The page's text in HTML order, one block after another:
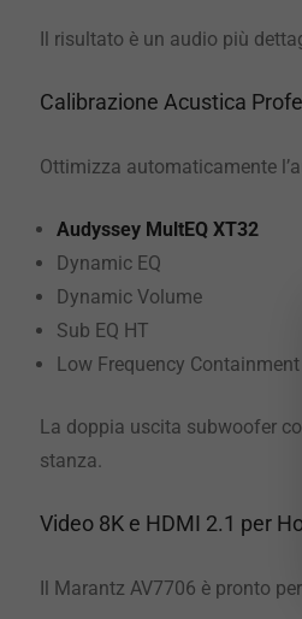
Il risultato è un audio più
Calibrazione Acustica
Ottimizza automaticamente
Audyssey MultEQ XT32
Dynamic EQ
Dynamic Volume
Sub EQ HT
Low Frequency Containment
La doppia uscita subwoofer
stanza.
Video 8K e HDMI 2.1 per
Il Marantz AV7706 è pronto